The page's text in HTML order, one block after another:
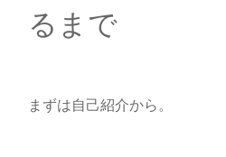
るまで
まずは自己紹介から。